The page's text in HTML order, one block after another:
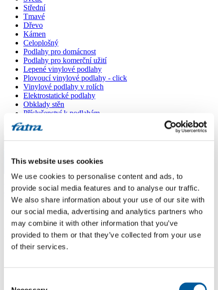
This website uses cookies
We use cookies to personalise content and ads, to
provide social media features and to analyse our traffic.
We also share information about your use of our site with
our social media, advertising and analytics partners who
may combine it with other information that you’ve
provided to them or that they’ve collected from your use
of their services.
Střední
Tmavé
Dřevo
Kámen
Celoplošný
Podlahy pro domácnost
Podlahy pro komerční užití
Lepené vinylové podlahy
Plovoucí vinylové podlahy - click
Vinylové podlahy v rolích
Elektrostatické podlahy
Obklady stěn
Příslušenství k podlahám
Všechny podlahy
Menu
Domů
Prodejní místa/
Podlahy Capita
Podlahy Capita